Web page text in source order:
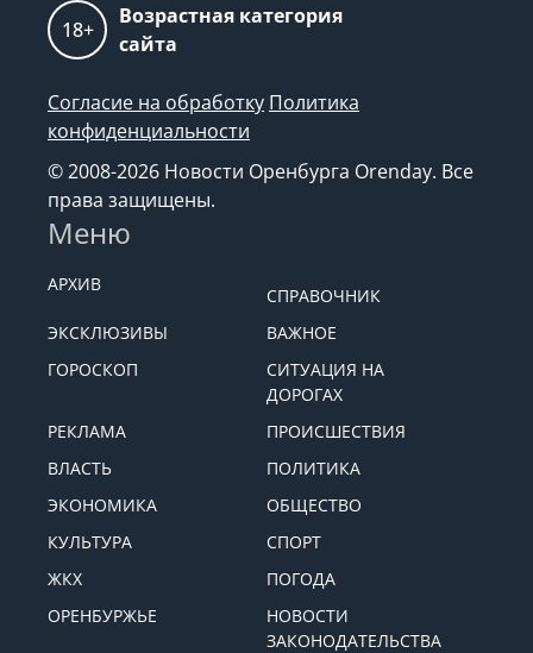
18+
Возрастная категория
сайта
Согласие на обработку Политика
конфиденциальности
© 2008-2026 Новости Оренбурга Orenday. Все
права защищены.
Меню
АРХИВ
СПРАВОЧНИК
ЭКСКЛЮЗИВЫ
ВАЖНОЕ
ГОРОСКОП
СИТУАЦИЯ НА
ДОРОГАХ
РЕКЛАМА
ПРОИСШЕСТВИЯ
ВЛАСТЬ
ПОЛИТИКА
ЭКОНОМИКА
ОБЩЕСТВО
КУЛЬТУРА
СПОРТ
ЖКХ
ПОГОДА
ОРЕНБУРЖЬЕ
НОВОСТИ
ЗАКОНОДАТЕЛЬСТВА